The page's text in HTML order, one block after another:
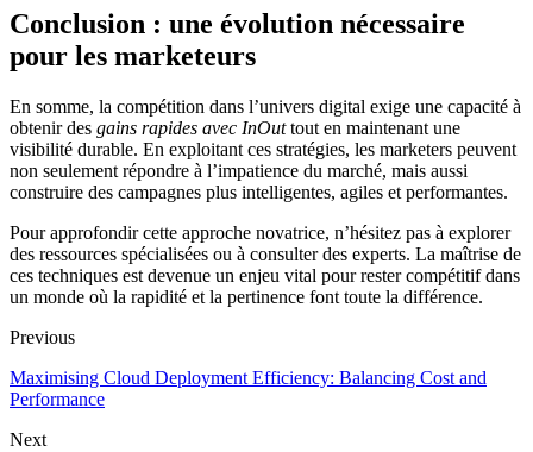
Conclusion : une évolution nécessaire
pour les marketeurs
En somme, la compétition dans l’univers digital exige une capacité à
obtenir des gains rapides avec InOuttout en maintenant une
visibilité durable. En exploitant ces stratégies, les marketers peuvent
non seulement répondre à l’impatience du marché, mais aussi
construire des campagnes plus intelligentes, agiles et performantes.
Pour approfondir cette approche novatrice, n’hésitez pas à explorer
des ressources spécialisées ou à consulter des experts. La maîtrise de
ces techniques est devenue un enjeu vital pour rester compétitif dans
un monde où la rapidité et la pertinence font toute la différence.
Previous
Maximising Cloud Deployment Efficiency: Balancing Cost and
Performance
Next